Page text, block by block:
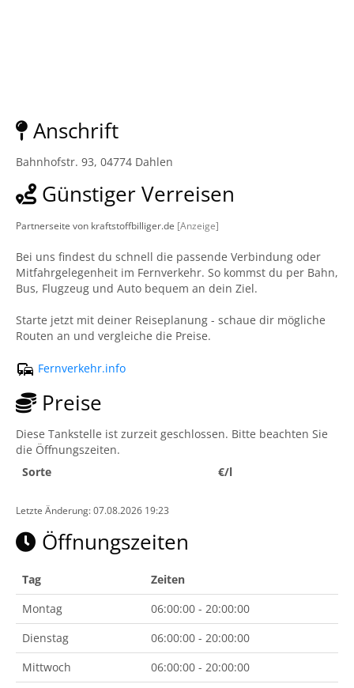
Anschrift
Bahnhofstr. 93, 04774 Dahlen
Günstiger Verreisen
Partnerseite von kraftstoffbilliger.de [Anzeige]
Bei uns findest du schnell die passende Verbindung oder
Mitfahrgelegenheit im Fernverkehr. So kommst du per Bahn,
Bus, Flugzeug und Auto bequem an dein Ziel.
Starte jetzt mit deiner Reiseplanung - schaue dir mögliche
Routen an und vergleiche die Preise.
Fernverkehr.info
Preise
Diese Tankstelle ist zurzeit geschlossen. Bitte beachten Sie
die Öffnungszeiten.
Sorte
€/l
Letzte Änderung: 07.08.2026 19:23
Öffnungszeiten
Tag
Zeiten
Montag
06:00:00 - 20:00:00
Dienstag
06:00:00 - 20:00:00
Mittwoch
06:00:00 - 20:00:00